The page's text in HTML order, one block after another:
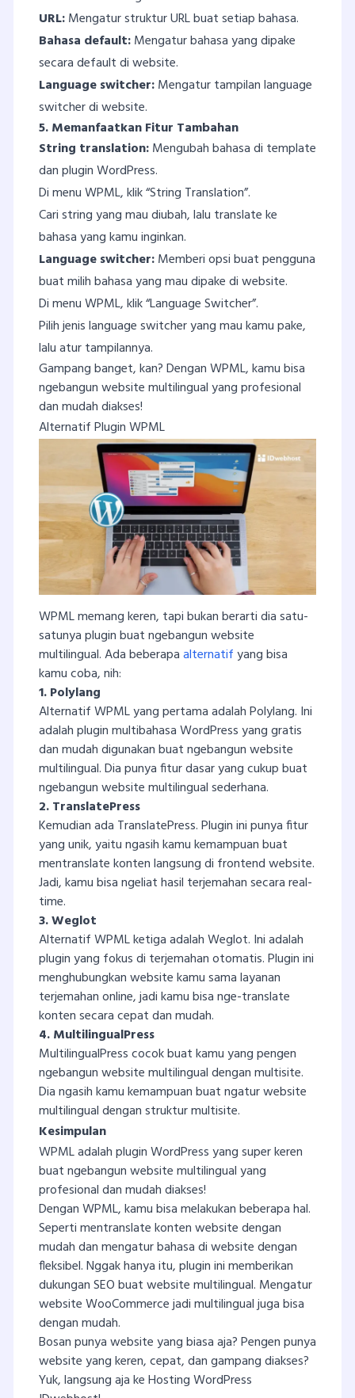
URL:Mengatur struktur URL buat setiap bahasa.
Bahasa default:Mengatur bahasa yang dipake
secara default di website.
Language switcher:Mengatur tampilan language
switcher di website.
5. Memanfaatkan Fitur Tambahan
String translation:Mengubah bahasa di template
dan plugin WordPress.
Di menu WPML, klik “String Translation”.
Cari string yang mau diubah, lalu translate ke
bahasa yang kamu inginkan.
Language switcher:Memberi opsi buat pengguna
buat milih bahasa yang mau dipake di website.
Di menu WPML, klik “Language Switcher”.
Pilih jenis language switcher yang mau kamu pake,
lalu atur tampilannya.
Gampang banget, kan? Dengan WPML, kamu bisa
ngebangun website multilingual yang profesional
dan mudah diakses!
Alternatif Plugin WPML
WPML memang keren, tapi bukan berarti dia satu-
satunya plugin buat ngebangun website
multilingual. Ada beberapaalternatifyang bisa
kamu coba, nih:
1. Polylang
Alternatif WPML yang pertama adalah Polylang. Ini
adalah plugin multibahasa WordPress yang gratis
dan mudah digunakan buat ngebangun website
multilingual. Dia punya fitur dasar yang cukup buat
ngebangun website multilingual sederhana.
2. TranslatePress
Kemudian ada TranslatePress. Plugin ini punya fitur
yang unik, yaitu ngasih kamu kemampuan buat
mentranslate konten langsung di frontend website.
Jadi, kamu bisa ngeliat hasil terjemahan secara real-
time.
3. Weglot
Alternatif WPML ketiga adalah Weglot. Ini adalah
plugin yang fokus di terjemahan otomatis. Plugin ini
menghubungkan website kamu sama layanan
terjemahan online, jadi kamu bisa nge-translate
konten secara cepat dan mudah.
4. MultilingualPress
MultilingualPress cocok buat kamu yang pengen
ngebangun website multilingual dengan multisite.
Dia ngasih kamu kemampuan buat ngatur website
multilingual dengan struktur multisite.
Kesimpulan
WPML adalah plugin WordPress yang super keren
buat ngebangun website multilingual yang
profesional dan mudah diakses!
Dengan WPML, kamu bisa melakukan beberapa hal.
Seperti mentranslate konten website dengan
mudah dan mengatur bahasa di website dengan
fleksibel. Nggak hanya itu, plugin ini memberikan
dukungan SEO buat website multilingual. Mengatur
website WooCommerce jadi multilingual juga bisa
dengan mudah.
Bosan punya website yang biasa aja? Pengen punya
website yang keren, cepat, dan gampang diakses?
Yuk, langsung aja ke Hosting WordPress